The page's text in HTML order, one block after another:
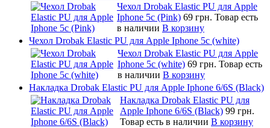
Чехол Drobak Elastic PU для Apple
Iphone 5c (Pink) 69 грн. Товар есть
в наличии В корзину
Чехол Drobak Elastic PU для Apple Iphone 5c (white)
Чехол Drobak Elastic PU для Apple
Iphone 5c (white) 69 грн. Товар есть
в наличии В корзину
Накладка Drobak Elastic PU для Apple Iphone 6/6S (Black)
Накладка Drobak Elastic PU для
Apple Iphone 6/6S (Black) 99 грн.
Товар есть в наличии В корзину